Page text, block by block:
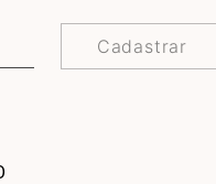
Cadastrar